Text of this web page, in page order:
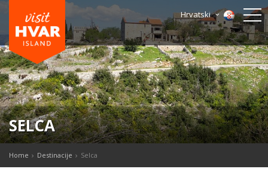
Hrvatski
SELCA
Home Destinacije Selca